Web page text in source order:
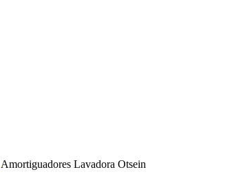
Amortiguadores Lavadora Otsein